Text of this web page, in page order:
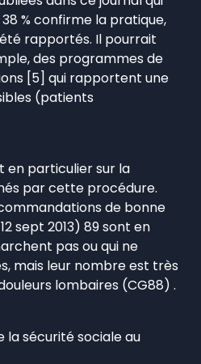
% confirme la pratique,
rapportés. Il pourrait
des programmes de
[5] qui rapportent une
(patients
en particulier sur la
par cette procédure.
de bonne
sept 2013) 89 sont en
pas ou qui ne
mais leur nombre est très
lombaires (CG88) .
la sécurité sociale au